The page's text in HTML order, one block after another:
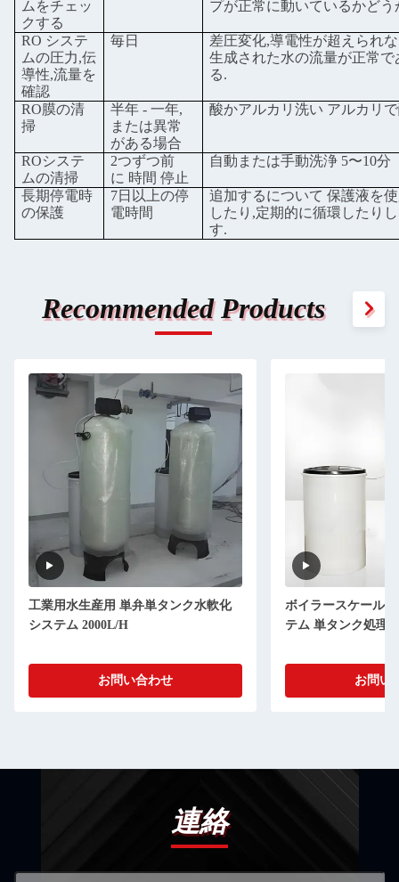
メッセージ
送信
ムをチェッ
クする
プが正常に動いているかどう
RO システ
ムの圧力,伝
導性,流量を
確認
毎日
差圧変化,導電性が超えられ
生成された水の流量が正常で
る.
RO膜の清
掃
半年 - 一年,
または異常
がある場合
酸かアルカリ洗い アルカリ
ROシステ
ムの清掃
2つずつ前
に 時間 停止
自動または手動洗浄 5〜10分
長期停電時
の保護
7日以上の停
電時間
追加するについて 保護液を
したり,定期的に循環したり
す.
Recommended Products
ボイラースケール防止 水の軟化シス
テム 単タンク処理 1000L/H
お問い合わせ
リバース
電気浄水
連絡